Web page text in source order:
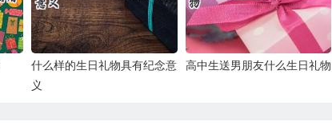
什么样的生日礼物具有纪念意
义
高中生送男朋友什么生日礼物